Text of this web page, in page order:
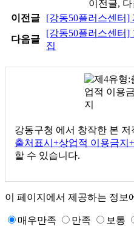
이전글,
이전글
[강동50플러스센터]
다음글
[강동50플러스센터]
집
강동구청 에서 창작한 본
출처표시+상업적 이용금지
할 수 있습니다.
이 페이지에서 제공하는 정보
매우만족 만족 보통